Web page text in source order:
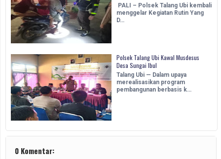
PALI – Polsek Talang Ubi kembali
menggelar Kegiatan Rutin Yang
D…
Polsek Talang Ubi Kawal Musdesus
Desa Sungai Ibul
Talang Ubi — Dalam upaya
merealisasikan program
pembangunan berbasis k…
0 Komentar: